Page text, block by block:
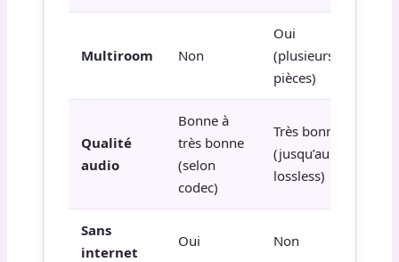
Multiroom Non
Oui
(plusieurs
pièces)
Qualité
audio
Bonne à
très bonne
(selon
codec)
Très bonne
(jusqu’au
lossless)
Sans
internet
Oui Non